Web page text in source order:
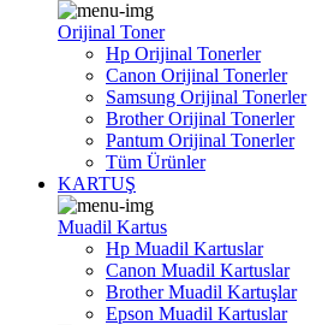
Orijinal Toner
Hp Orijinal Tonerler
Canon Orijinal Tonerler
Samsung Orijinal Tonerler
Brother Orijinal Tonerler
Pantum Orijinal Tonerler
Tüm Ürünler
KARTUŞ
Muadil Kartus
Hp Muadil Kartuslar
Canon Muadil Kartuslar
Brother Muadil Kartuşlar
Epson Muadil Kartuslar